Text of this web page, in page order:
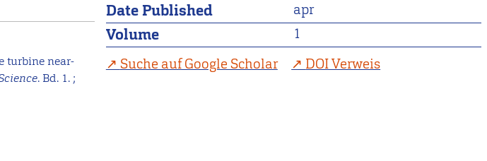
turbine near-
. Bd. 1. ;
Date Published apr
Volume
1
Suche auf Google Scholar
DOI Verweis